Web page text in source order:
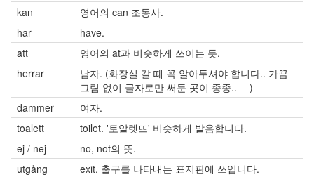
kan
영어의 can 조동사.
har
have.
att
영어의 at과 비슷하게 쓰이는 듯.
herrar
남자. (화장실 갈 때 꼭 알아두셔야 합니다.. 가끔
그림 없이 글자로만 써둔 곳이 종종..-_-)
dammer
여자.
toalett
toilet. '토알렛뜨' 비슷하게 발음합니다.
ej / nej
no, not의 뜻.
utgång
exit. 출구를 나타내는 표지판에 쓰입니다.